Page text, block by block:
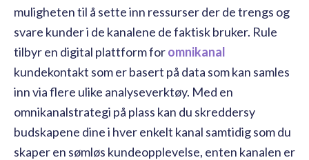
muligheten til å sette inn ressurser der de trengs og
svare kunder i de kanalene de faktisk bruker. Rule
tilbyr en digital plattform foromnikanal
kundekontakt som er basert på data som kan samles
inn via flere ulike analyseverktøy. Med en
omnikanalstrategi på plass kan du skreddersy
budskapene dine i hver enkelt kanal samtidig som du
skaper en sømløs kundeopplevelse, enten kanalen er